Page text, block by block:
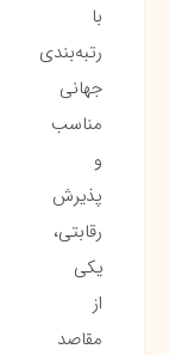
با
رتبه‌بندی
جهانی
مناسب
و
پذیرش
رقابتی،
یکی
از
مقاصد